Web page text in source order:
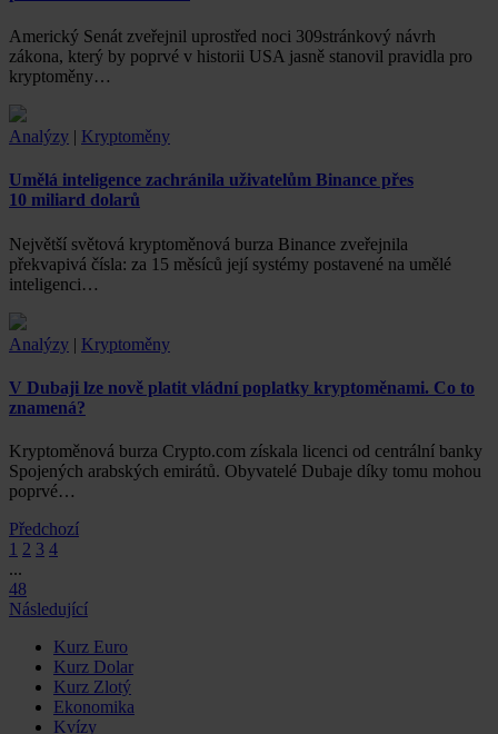
Americký Senát zveřejnil uprostřed noci 309stránkový návrh
zákona, který by poprvé v historii USA jasně stanovil pravidla pro
kryptoměny…
Analýzy | Kryptoměny
Umělá inteligence zachránila uživatelům Binance přes
10 miliard dolarů
Největší světová kryptoměnová burza Binance zveřejnila
překvapivá čísla: za 15 měsíců její systémy postavené na umělé
inteligenci…
Analýzy | Kryptoměny
V Dubaji lze nově platit vládní poplatky kryptoměnami. Co to
znamená?
Kryptoměnová burza Crypto.com získala licenci od centrální banky
Spojených arabských emirátů. Obyvatelé Dubaje díky tomu mohou
poprvé…
Předchozí
1 2 3 4
...
48
Následující
Kurz Euro
Kurz Dolar
Kurz Zlotý
Ekonomika
Kvízy